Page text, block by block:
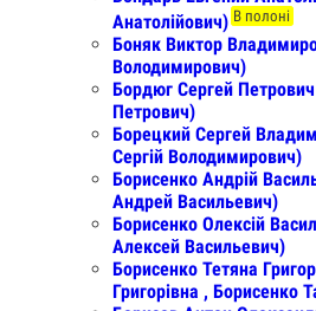
Анатолійович) В полоні
Боняк Виктор
Володимирович)
Бордюг Сергей
Петрович)
Борецкий Сергей
Сергій Володимирович)
Борисенко Андрій
Андрей Васильевич)
Борисенко Олексій
Алексей Васильевич)
Борисенко Тетяна
Григорівна , Борисенко